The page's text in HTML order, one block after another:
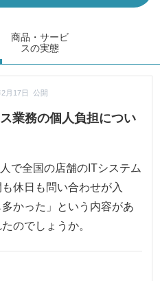
商品・サービ
スの実態
業務の個人負担につい
2月17日 公開
で全国の店舗のITシステム
休日も問い合わせが入
かった」という内容があ
のでしょうか。